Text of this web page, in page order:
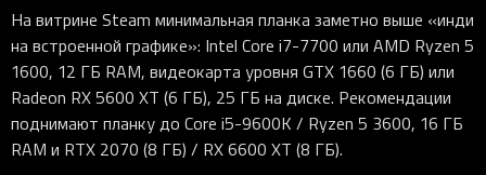
На витрине Steam минимальная планка заметно выше «инди
на встроенной графике»: Intel Core i7-7700 или AMD Ryzen 5
1600, 12 ГБ RAM, видеокарта уровня GTX 1660 (6 ГБ) или
Radeon RX 5600 XT (6 ГБ), 25 ГБ на диске. Рекомендации
поднимают планку до Core i5-9600K / Ryzen 5 3600, 16 ГБ
RAM и RTX 2070 (8 ГБ) / RX 6600 XT (8 ГБ).